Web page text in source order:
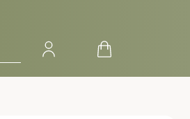
Přihlášení Nákupní